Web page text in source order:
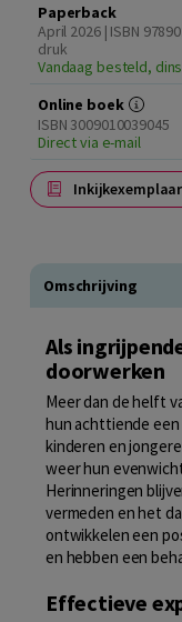
Paperback
April 2026 | ISBN
druk
Vandaag besteld,
Online boek
ISBN 3009010039045
Direct via e-mail
Inkijkexemplaar
Omschrijving
Als
doorwerken
Meer dan de helft
hun achttiende
kinderen en
weer hun
Herinneringen
vermeden en het
ontwikkelen een
en hebben een
Effectieve